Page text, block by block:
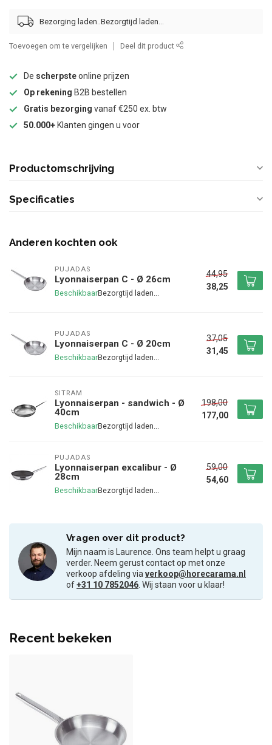
Bezorging laden..
Toevoegen om te vergelijken Deel dit product
De scherpsteonline prijzen
Op rekening B2B bestellen
Gratis bezorging vanaf €250 ex. btw
50.000+ Klanten gingen u voor
Productomschrijving
Specificaties
Anderen kochten ook
PUJADAS
Lyonnaiserpan C - Ø 26cm
Beschikbaar
44,95
38,25
PUJADAS
Lyonnaiserpan C - Ø 20cm
Beschikbaar
37,05
31,45
SITRAM
Lyonnaiserpan - sandwich - Ø
40cm
Beschikbaar
198,00
177,00
PUJADAS
Lyonnaiserpan excalibur - Ø
28cm
Beschikbaar
59,00
54,60
Vragen over dit product?
Mijn naam is Laurence. Ons team helpt u graag
verder. Neem gerust contact op met onze
verkoop afdeling viaverkoop@horecarama.nl
of+31 10 7852046. Wij staan voor u klaar!
Recent bekeken